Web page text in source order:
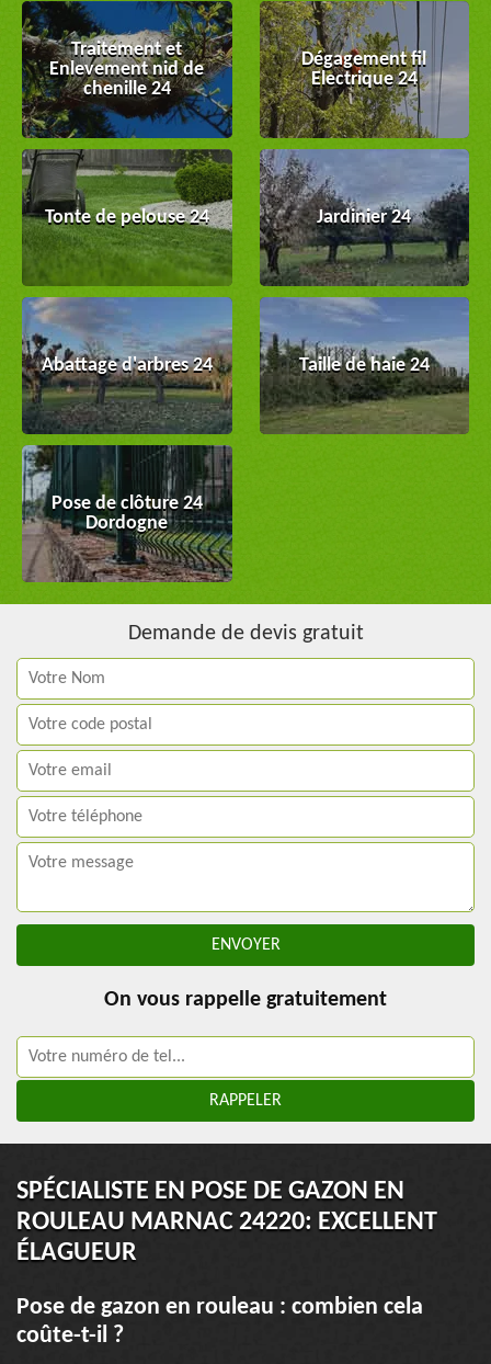
Traitement et
Enlevement nid de
chenille 24
Dégagement fil
Electrique 24
Tonte de pelouse 24 Jardinier 24
Abattage d'arbres 24 Taille de haie 24
Pose de clôture 24
Dordogne
Demande de devis gratuit
On vous rappelle gratuitement
SPÉCIALISTE EN POSE DE GAZON EN
ROULEAU MARNAC 24220: EXCELLENT
ÉLAGUEUR
Pose de gazon en rouleau : combien cela
coûte-t-il ?